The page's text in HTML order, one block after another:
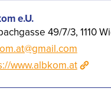
e.U.
49/7/3, 1110
www.albkom.at